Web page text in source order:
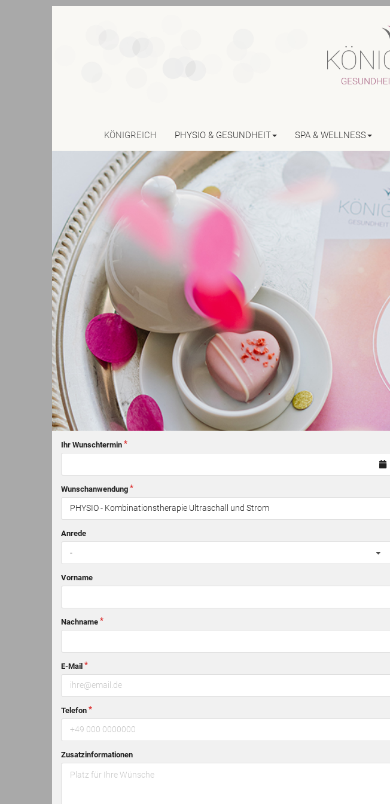
KÖNIGREICH PHYSIO & GESUNDHEIT SPA & WELLNESS
Ihr Wunschtermin
Wunschanwendung
Anrede
-
Vorname
Nachname
E-Mail
Telefon
Zusatzinformationen